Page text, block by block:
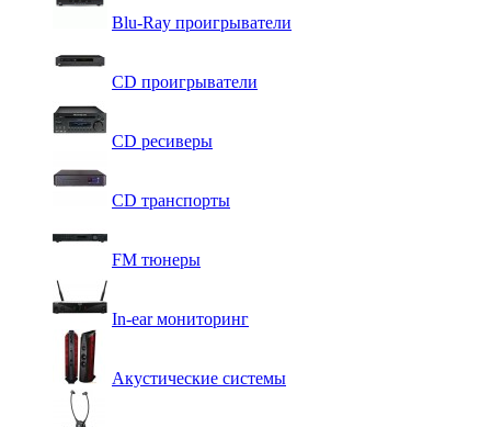
Blu-Ray проигрыватели
CD проигрыватели
CD ресиверы
CD транспорты
FM тюнеры
In-ear мониторинг
Акустические системы